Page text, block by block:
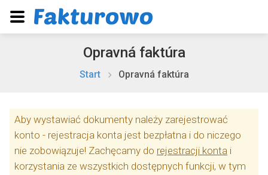
Opravná faktúra
Start Opravná faktúra
Aby wystawiać dokumenty należy zarejestrować
konto - rejestracja konta jest bezpłatna i do niczego
nie zobowiązuje! Zachęcamy do rejestracji konta i
korzystania ze wszystkich dostępnych funkcji, w tym